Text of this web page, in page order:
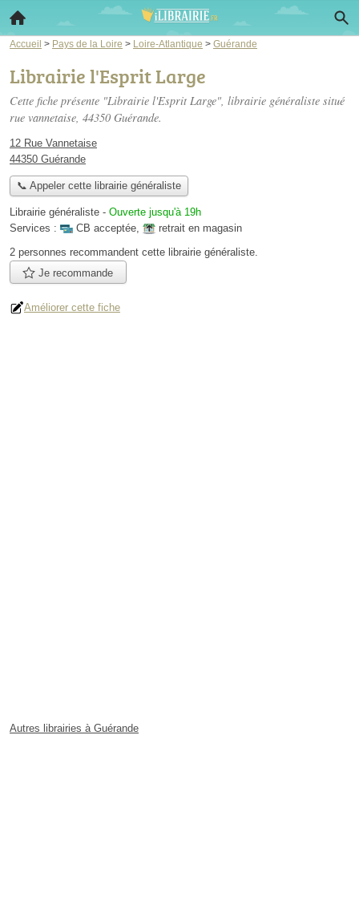
Accueil > Pays de la Loire > Loire-Atlantique > Guérande
Librairie l'Esprit Large
Cette fiche présente "Librairie l'Esprit Large", librairie généraliste situé
rue vannetaise, 44350 Guérande.
12 Rue Vannetaise
44350 Guérande
📞 Appeler cette librairie généraliste
Librairie généraliste - Ouverte jusqu'à 19h
Services :
CB acceptée,
retrait en magasin
2 personnes recommandent cette librairie généraliste.
Je recommande
Améliorer cette fiche
Autres librairies à Guérande